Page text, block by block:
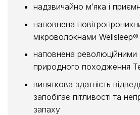
надзвичайно м’яка і
наповнена
мікроволокнами Wellsleep®
наповнена
природного походження
виняткова здатність
запобігає пітливості та
запаху